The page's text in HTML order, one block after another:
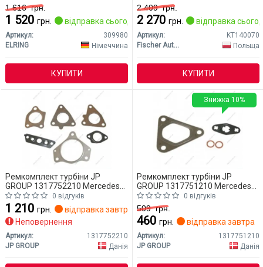
1 616грн.
1 520 грн. відправка сьогодні
Артикул:
309980
ELRING
Німеччина
КУПИТИ
2 409грн.
2 270 грн. відправка
Артикул:
KT140070
Fischer Automotive One (FA1)
Польща
КУПИТИ
Ремкомплект турбіни JP
GROUP 1317752210 Mercedes
W203 (CLASS-C)0 відгуків
1 210 грн.
відправка завтра
Неповернення
Артикул:
1317752210
JP GROUP
Данія
Ремкомплект турбіни JP
GROUP 1317751210 Mercedes
W203 (CLASS-C)0 відгуків
509грн.
460 грн. відправка завтра
Артикул:
1317751210
JP GROUP
Данія
Знижка 10%